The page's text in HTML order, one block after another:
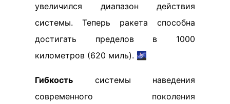
увеличился диапазон действия
системы. Теперь ракета способна
достигать пределов в 1000
километров (620 миль). 🌌
Гибкость системы наведения
современного поколения